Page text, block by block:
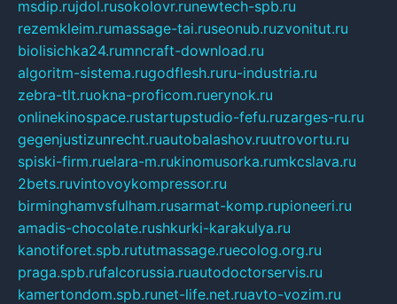
msdip.rujdol.rusokolovr.runewtech-spb.ru
rezemkleim.rumassage-tai.ruseonub.ruzvonitut.ru
biolisichka24.rumncraft-download.ru
algoritm-sistema.rugodflesh.ruru-industria.ru
zebra-tlt.ruokna-proficom.ruerynok.ru
onlinekinospace.rustartupstudio-fefu.ruzarges-ru.ru
gegenjustizunrecht.ruautobalashov.ruutrovortu.ru
spiski-firm.ruelara-m.rukinomusorka.rumkcslava.ru
2bets.ruvintovoykompressor.ru
birminghamvsfulham.rusarmat-komp.rupioneeri.ru
amadis-chocolate.rushkurki-karakulya.ru
kanotiforet.spb.rututmassage.ruecolog.org.ru
praga.spb.rufalcorussia.ruautodoctorservis.ru
kamertondom.spb.runet-life.net.ruavto-vozim.ru